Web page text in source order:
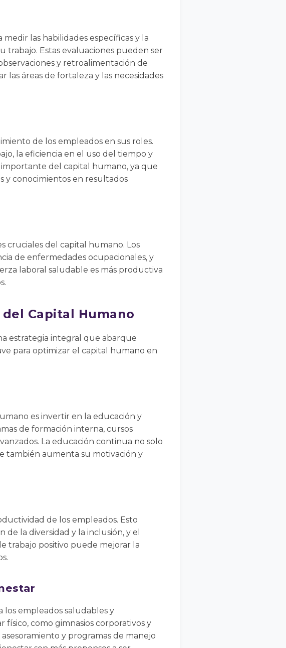
las habilidades específicas y la
trabajo. Estas evaluaciones pueden ser
y retroalimentación de
las áreas de fortaleza y las necesidades
de los empleados en sus roles.
la eficiencia en el uso del tiempo y
del capital humano, ya que
y conocimientos en resultados
cruciales del capital humano. Los
de enfermedades ocupacionales, y
laboral saludable es más productiva
Capital Humano
estrategia integral que abarque
para optimizar el capital humano en
es invertir en la educación y
de formación interna, cursos
La educación continua no solo
también aumenta su motivación y
de los empleados. Esto
la diversidad y la inclusión, y el
trabajo positivo puede mejorar la
los empleados saludables y
como gimnasios corporativos y
y programas de manejo